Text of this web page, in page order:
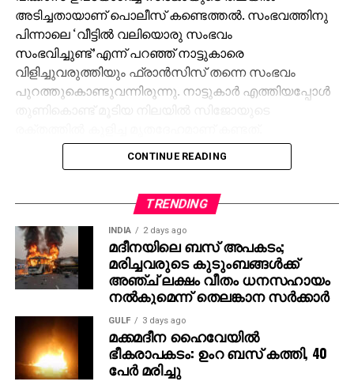
അടിച്ചതായാണ് പൊലീസ് കണ്ടെത്തല്‍. സംഭവത്തിനു
പിന്നാലെ ‘വീട്ടില്‍ വലിയൊരു സംഭവം
സംഭവിച്ചുണ്ട്’എന്ന് പറഞ്ഞ് നാട്ടുകാരെ
വിളിച്ചുവരുത്തിയും ഫ്രാന്‍സിസ് തന്നെ സംഭവം
പുറത്തുകൊണ്ടുവന്നിരുന്നു. നാട്ടുകാര്‍ എത്തിയപ്പോള്‍
സംഭവസമയത്ത് മദ്യലഹരിയില്‍ തളര്‍ന്ന
നിലയിലായിരുന്നു ഫ്രാന്‍സിസ്. ഇയാളെ കസ്റ്റഡിയില്‍
കൊലപാതകമാണെന്ന് പൊലീസ് ഉറപ്പ് നല്‍കിയത്.
സംഭവത്തില്‍ കൂടുതല്‍ അന്വേഷണങ്ങള്‍
തുടരുന്നുവെന്ന് പൊലീസ് അറിയിച്ചു.
CONTINUE READING
TRENDING
INDIA 2 days ago
മദീനയിലെ ബസ് അപകടം;
മരിച്ചവരുടെ കുടുംബങ്ങള്‍ക്ക്
അഞ്ച് ലക്ഷം വീതം ധനസഹായം
നല്‍കുമെന്ന് തെലങ്കാന സര്‍ക്കാര്‍
GULF 3 days ago
മക്കമദീന ഹൈവേയില്‍
ഭീകരാപകടം: ഉംറ ബസ് കത്തി, 40
പേര്‍ മരിച്ചു